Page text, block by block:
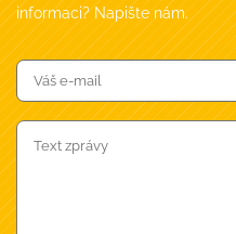
informaci? Napište nám.